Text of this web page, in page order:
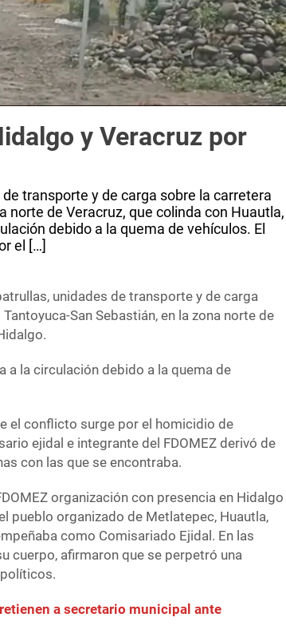
y Veracruz por
transporte y de carga sobre la carretera
norte de Veracruz, que colinda con Huautla,
debido a la quema de vehículos. El
el […]
unidades de transporte y de carga
San Sebastián, en la zona norte de
a la circulación debido a la quema de
el conflicto surge por el homicidio de
ejidal e integrante del FDOMEZ derivó de
con las que se encontraba.
organización con presencia en Hidalgo
pueblo organizado de Metlatepec, Huautla,
como Comisariado Ejidal. En las
cuerpo, afirmaron que se perpetró una
a secretario municipal ante